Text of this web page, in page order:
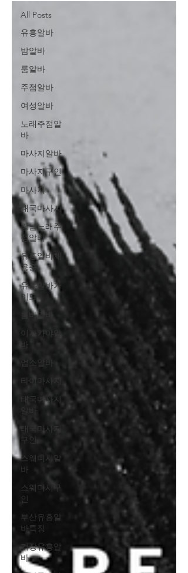
All Posts
유흥알바
밤알바
룸알바
주점알바
여성알바
노래주점알
바
마사지알바
마사지구인
마사지
태국마사지
강남노래주
점알바
유흥알바채
용중
유흥알바가
이드
룸바알바
이자카야알
바
업소알바
타이마사지
태국마사지
알바
태국마사지
구인
스웨디시알
바
스웨디시구
인
부산유흥알
바특징
기장유흥알
바